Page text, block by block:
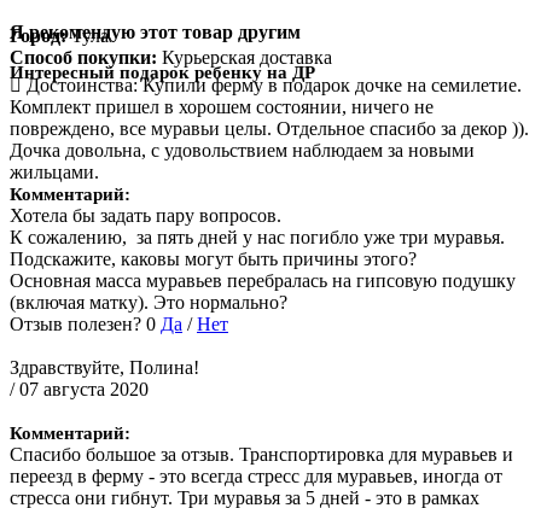
Я рекомендую этот товар другим
Город:Тула
Способ покупки: Курьерская доставка
Интересный подарок ребенку на ДР
Достоинства:Купили ферму в подарок дочке на семилетие.
Комплект пришел в хорошем состоянии, ничего не
повреждено, все муравьи целы. Отдельное спасибо за декор )).
Дочка довольна, с удовольствием наблюдаем за новыми
жильцами.
Комментарий:
Хотела бы задать пару вопросов.
К сожалению, за пять дней у нас погибло уже три муравья.
Подскажите, каковы могут быть причины этого?
Основная масса муравьев перебралась на гипсовую подушку
(включая матку). Это нормально?
Отзыв полезен? 0 Да /Нет
Здравствуйте, Полина!
/ 07 августа 2020
Комментарий:
Спасибо большое за отзыв. Транспортировка для муравьев и
переезд в ферму - это всегда стресс для муравьев, иногда от
стресса они гибнут. Три муравья за 5 дней - это в рамках